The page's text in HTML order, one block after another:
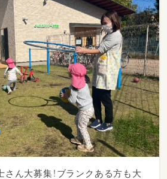
遊び
お迎え】※随時おむつ交換＆トイレ
・水分補給
りの会
保育終了
ん大募集！ブランクある方も大